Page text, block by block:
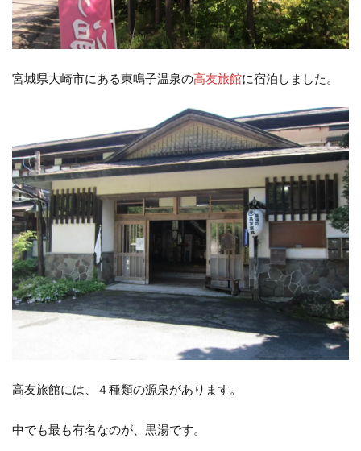
呂
（男
性
用）
2.4
（女
性
用）
2.5
婦人
風呂
2.6
家族
風呂
3
デ
タ
宮城県大崎市にある東鳴子温泉の高友旅館に宿泊しました。
高友旅館には、４種類の源泉があります。
中でも最も有名なのが、黒湯です。